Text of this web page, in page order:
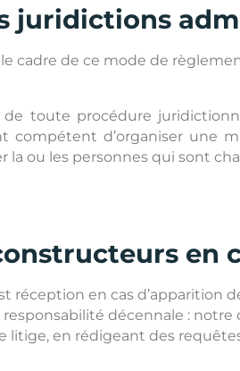
juridictions
cadre de ce mode de
de toute procédure
compétent d’organiser
ou les personnes qui sont
en
réception en cas
décennale :
litige, en rédigeant des